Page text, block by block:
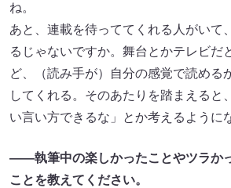
ね。
あと、連載を待っててくれる人がいて
るじゃないですか。舞台とかテレビだ
ど、（読み手が）自分の感覚で読める
してくれる。そのあたりを踏まえると
い言い方できるな」とか考えるように
――執筆中の楽しかったことやツラか
ことを教えてください。